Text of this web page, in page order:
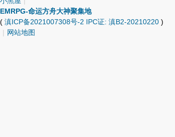
EMRPG-命运方舟大神聚集地
( 滇ICP备2021007308号-2 IPC证: 滇B2-20210220 )
| 网站地图